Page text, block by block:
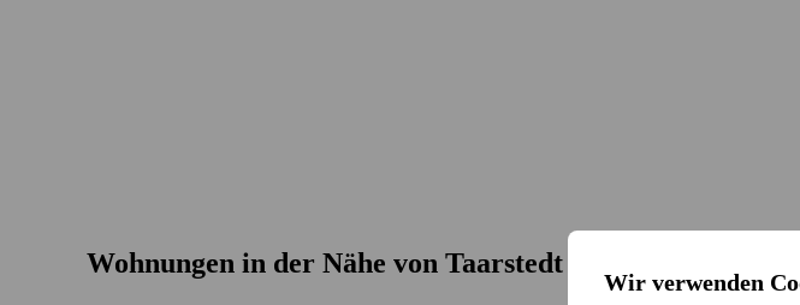
Wir verwenden
Wohnungen in der Nähe von Taarstedt